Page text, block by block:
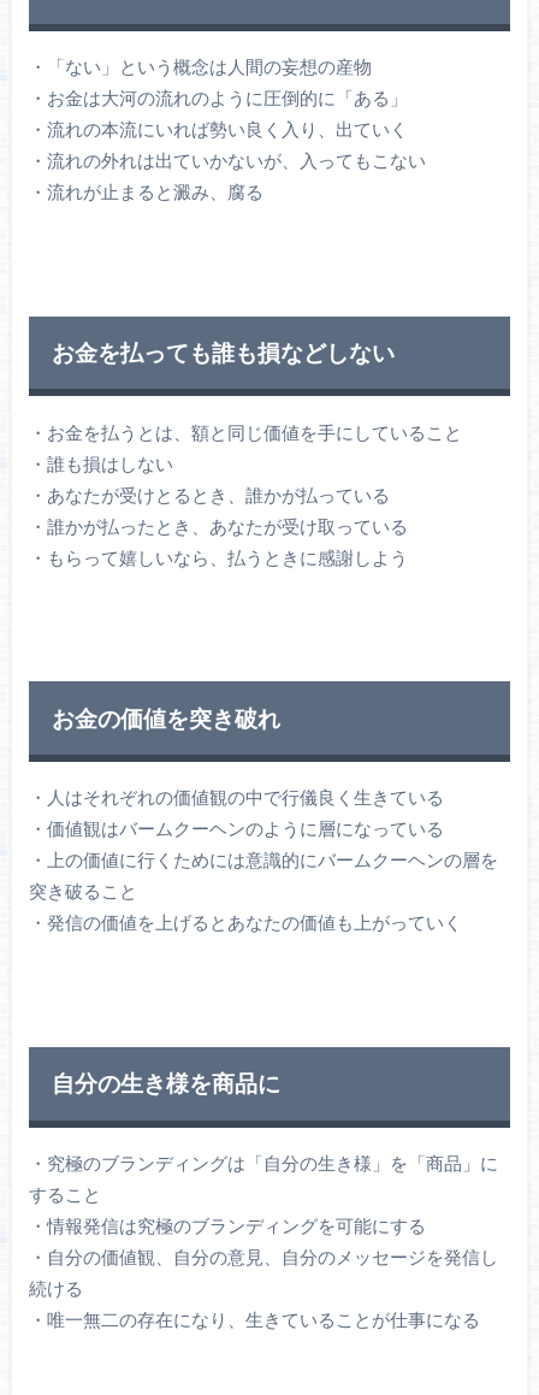
・「ない」という概念は人間の妄想の産物
・お金は大河の流れのように圧倒的に「ある」
・流れの本流にいれば勢い良く入り、出ていく
・流れの外れは出ていかないが、入ってもこない
・流れが止まると澱み、腐る
お金を払っても誰も損などしない
・お金を払うとは、額と同じ価値を手にしていること
・誰も損はしない
・あなたが受けとるとき、誰かが払っている
・誰かが払ったとき、あなたが受け取っている
・もらって嬉しいなら、払うときに感謝しよう
お金の価値を突き破れ
・人はそれぞれの価値観の中で行儀良く生きている
・価値観はバームクーヘンのように層になっている
・上の価値に行くためには意識的にバームクーヘンの層を
突き破ること
・発信の価値を上げるとあなたの価値も上がっていく
自分の生き様を商品に
・究極のブランディングは「自分の生き様」を「商品」に
すること
・情報発信は究極のブランディングを可能にする
・自分の価値観、自分の意見、自分のメッセージを発信し
続ける
・唯一無二の存在になり、生きていることが仕事になる